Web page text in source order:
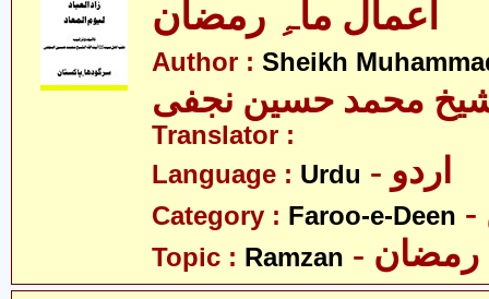
اعمال ماہِ رمضان
Author : Sheikh
محمد حسین نجفی
Translator :
Language : Urdu - اردو
Category : Faroo-e-Deen
Topic : Ramzan - رمضان